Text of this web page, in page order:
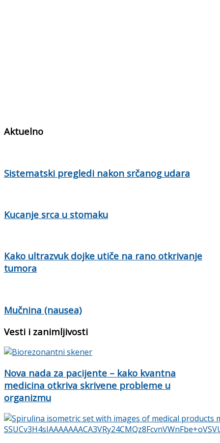
Aktuelno
Sistematski pregledi nakon srčanog udara
Kucanje srca u stomaku
Kako ultrazvuk dojke utiče na rano otkrivanje
tumora
Mučnina (nausea)
Vesti i zanimljivosti
Nova nada za pacijente – kako kvantna
medicina otkriva skrivene probleme u
organizmu